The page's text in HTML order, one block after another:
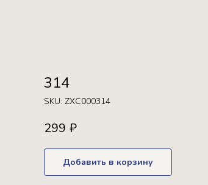
314
SKU: ZXC000314
299 ₽
Добавить в корзину